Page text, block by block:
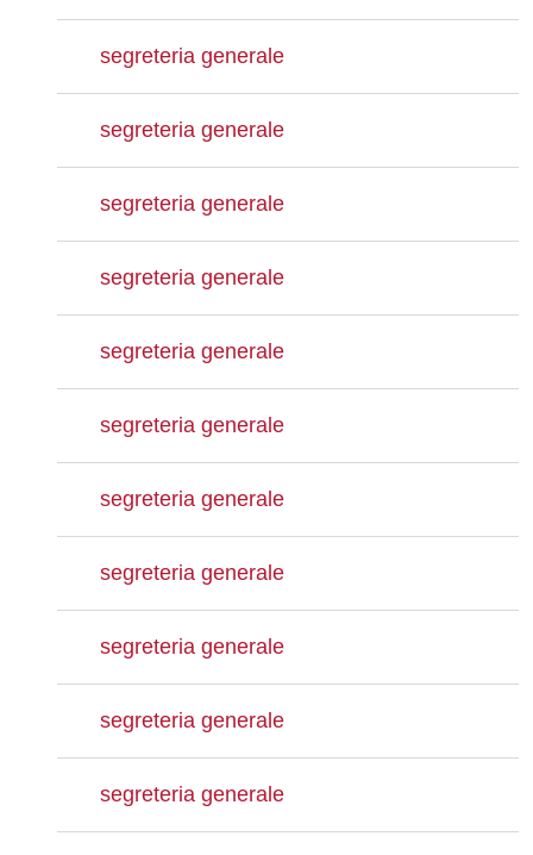
segreteria generale
segreteria generale
segreteria generale
segreteria generale
segreteria generale
segreteria generale
segreteria generale
segreteria generale
segreteria generale
segreteria generale
segreteria generale